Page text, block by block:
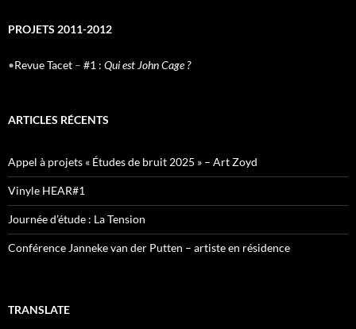
PROJETS 2011-2012
•Revue Tacet – #1 : Qui est John Cage ?
ARTICLES RÉCENTS
Appel à projets « Études de bruit 2025 » – Art Zoyd
Vinyle HEAR#1
Journée d’étude : La Tension
Conférence Janneke van der Putten – artiste en résidence
TRANSLATE